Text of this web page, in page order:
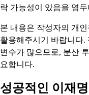
락 가능성이 있음을 염
본 내용은 작성자의 개
활용해주시기 바랍니다.
변수가 많으므로, 분산
요합니다.
성공적인 이재